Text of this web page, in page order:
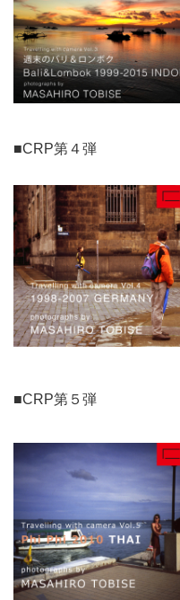
■CRP第４弾
■CRP第５弾